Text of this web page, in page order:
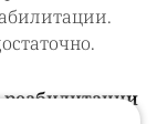
реабилитации